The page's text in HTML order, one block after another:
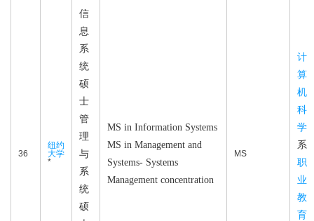
36
纽约
大学
*
信
息
系
统
硕
士
管
理
与
系
统
硕
MS in Information Systems
MS in Management and
Systems- Systems
Management concentration
MS
计
算
机
科
学
系
职
业
教
育